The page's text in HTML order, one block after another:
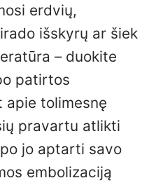
erdvių,
išskyrų ar šiek
– duokite
patirtos
apie tolimesnę
pravartu atlikti
jo aptarti savo
embolizaciją